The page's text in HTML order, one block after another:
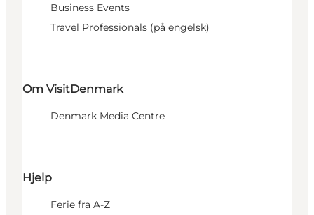
Business Events
Travel Professionals (på engelsk)
Om VisitDenmark
Denmark Media Centre
Hjelp
Ferie fra A-Z